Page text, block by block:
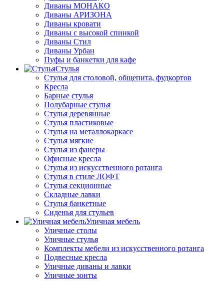
Диваны МОНАКО
Диваны АРИЗОНА
Диваны кровати
Диваны с высокой спинкой
Диваны Стил
Диваны Урбан
Пуфы и банкетки для кафе
Стулья
Стулья для столовой, общепита, фудкортов
Кресла
Барные стулья
Полубарные стулья
Стулья деревянные
Стулья пластиковые
Стулья на металлокаркасе
Стулья мягкие
Стулья из фанеры
Офисные кресла
Стулья из искусственного ротанга
Стулья в стиле ЛОФТ
Стулья секционные
Складные лавки
Стулья банкетные
Сиденья для стульев
Уличная мебель
Уличные столы
Уличные стулья
Комплекты мебели из искусственного ротанга
Подвесные кресла
Уличные диваны и лавки
Уличные зонты